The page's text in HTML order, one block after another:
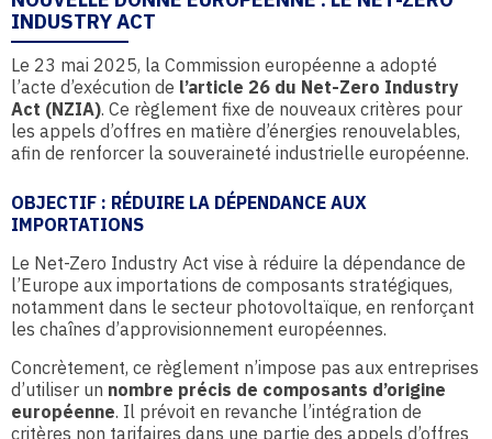
INDUSTRY ACT
Le 23 mai 2025, la Commission européenne a adopté
l’acte d’exécution de l’article 26 du Net-Zero Industry
Act (NZIA). Ce règlement fixe de nouveaux critères pour
les appels d’offres en matière d’énergies renouvelables,
afin de renforcer la souveraineté industrielle européenne.
OBJECTIF : RÉDUIRE LA DÉPENDANCE AUX
IMPORTATIONS
Le Net-Zero Industry Act vise à réduire la dépendance de
l’Europe aux importations de composants stratégiques,
notamment dans le secteur photovoltaïque, en renforçant
les chaînes d’approvisionnement européennes.
Concrètement, ce règlement n’impose pas aux entreprises
d’utiliser un nombre précis de composants d’origine
européenne. Il prévoit en revanche l’intégration de
critères non tarifaires dans une partie des appels d’offres